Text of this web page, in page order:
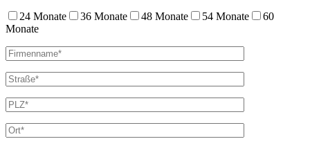
24 Monate 36 Monate 48 Monate 54 Monate
60
Monate